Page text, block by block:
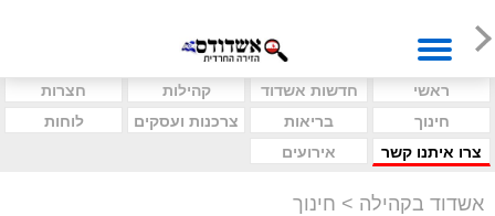
ראשי חדשות אשדוד קהילות
חצרות
חינוך
בריאות צרכנות ועסקים
לוחות
צרו איתנו קשר
אירועים
אשדוד בקהילה > חינוך